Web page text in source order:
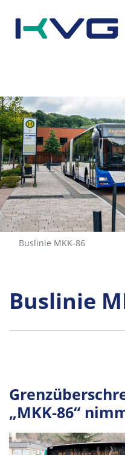
Buslinie MKK-86
Buslinie
G
„MKK-86“